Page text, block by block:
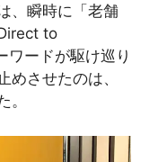
、瞬時に「老舗
to
ワードが駆け巡り
めさせたのは、
。